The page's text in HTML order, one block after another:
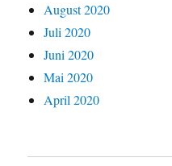
August 2020
Juli 2020
Juni 2020
Mai 2020
April 2020